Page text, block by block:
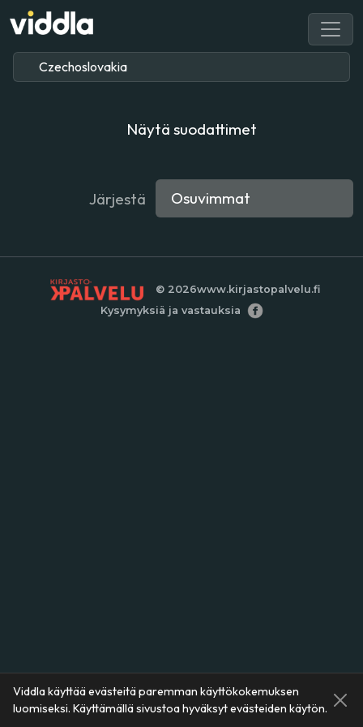
Näytä suodattimet
Järjestä
© 2026www.kirjastopalvelu.fi
Kysymyksiä ja vastauksia
Viddla käyttää evästeitä paremman käyttökokemuksen
luomiseksi. Käyttämällä sivustoa hyväksyt evästeiden käytön.